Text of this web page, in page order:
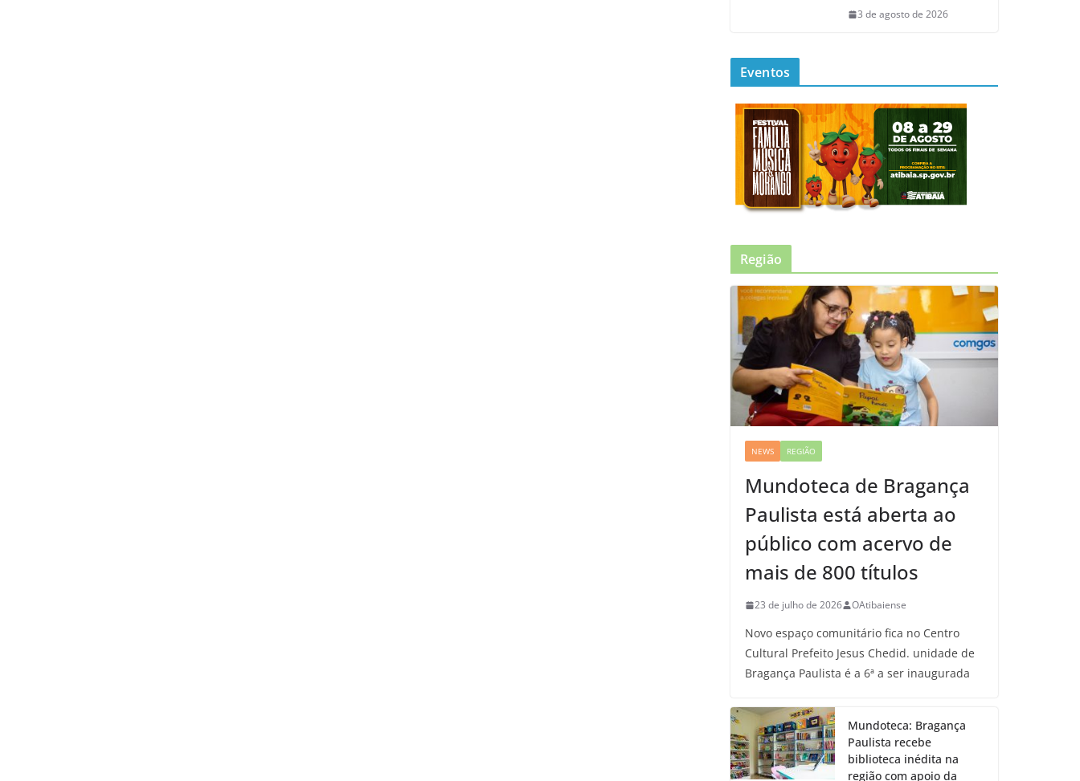
3 de agosto de 2026
Eventos
Região
NEWS REGIÃO
Mundoteca de Bragança
Paulista está aberta ao
público com acervo de
mais de 800 títulos
23 de julho de 2026 OAtibaiense
Novo espaço comunitário fica no Centro
Cultural Prefeito Jesus Chedid. unidade de
Bragança Paulista é a 6ª a ser inaugurada
Mundoteca: Bragança
Paulista recebe
biblioteca inédita na
região com apoio da